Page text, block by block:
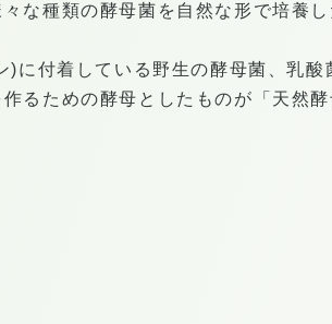
な種類の酵母菌を自然な形で培養し
に付着している野生の酵母菌、乳酸
るための酵母としたものが「天然酵